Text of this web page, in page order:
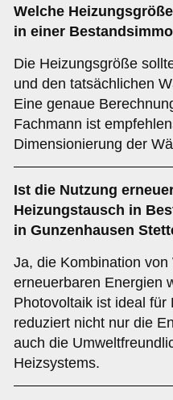
Welche Heizungsgröße
in einer
Die Heizungsgröße
und den tatsächlichen
Eine genaue
Fachmann ist
Dimensionierung der
Ist die Nutzung
Heizungstausch in
in Gunzenhausen
Ja, die Kombination
erneuerbaren Energien
Photovoltaik ist ideal
reduziert nicht nur die
auch die
Heizsystems.